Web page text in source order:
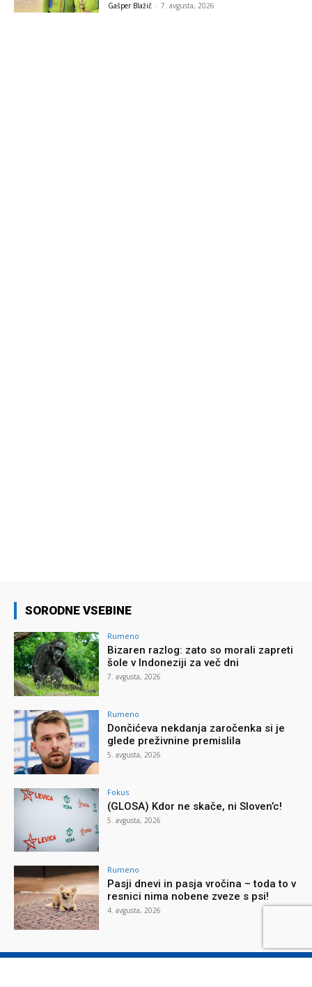
Gašper Blažič - 7. avgusta, 2026
SORODNE VSEBINE
Rumeno
Bizaren razlog: zato so morali zapreti
šole v Indoneziji za več dni
7. avgusta, 2026
Rumeno
Dončićeva nekdanja zaročenka si je
glede preživnine premislila
5. avgusta, 2026
Fokus
(GLOSA) Kdor ne skače, ni Sloven’c!
5. avgusta, 2026
Rumeno
Pasji dnevi in pasja vročina – toda to v
resnici nima nobene zveze s psi!
4. avgusta, 2026